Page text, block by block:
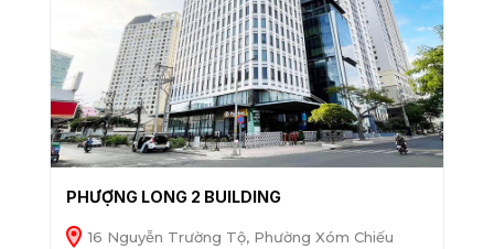
PHƯỢNG LONG 2 BUILDING
16 Nguyễn Trường Tộ, Phường Xóm Chiếu